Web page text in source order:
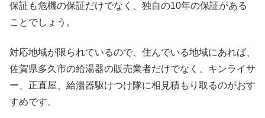
保証も危機の保証だけでなく、独自の10年の保証がある
ことでしょう。
対応地域が限られているので、住んでいる地域にあれば、
佐賀県多久市の給湯器の販売業者だけでなく、キンライサ
ー、正直屋、給湯器駆けつけ隊に相見積もり取るのがおす
すめです。